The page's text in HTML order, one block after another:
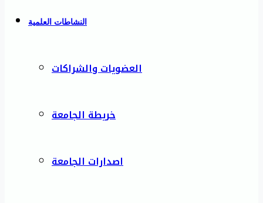
النشاطات العلمية
العضويات والشراكات
خريطة الجامعة
اصدارات الجامعة